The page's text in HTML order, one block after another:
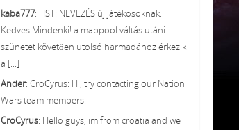
kaba777: HST: NEVEZÉS új játékosoknak.
Kedves Mindenki! a mappool váltás utáni
szünetet követően utolsó harmadához érkezik
a [...]
Ander: CroCyrus: Hi, try contacting our Nation
Wars team members.
CroCyrus: Hello guys, im from croatia and we